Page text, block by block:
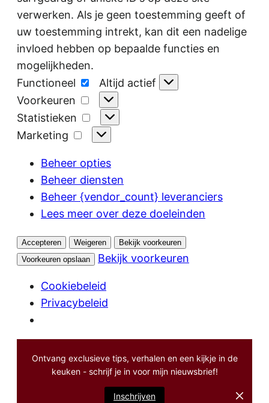
verwerken. Als je geen toestemming geeft of
uw toestemming intrekt, kan dit een nadelige
invloed hebben op bepaalde functies en
mogelijkheden.
Functioneel
Functioneel
Altijd actief
Voorkeuren
Voorkeuren
Statistieken
Statistieken
Marketing
Marketing
Beheer opties
Beheer diensten
Beheer {vendor_count} leveranciers
Lees meer over deze doeleinden
Accepteren Weigeren
Bekijk voorkeuren
Voorkeuren opslaan
Bekijk voorkeuren
Cookiebeleid
Privacybeleid
Ontvang exclusieve tips, verhalen en een kijkje in de
keuken - schrijf je in voor mijn nieuwsbrief!
Inschrijven